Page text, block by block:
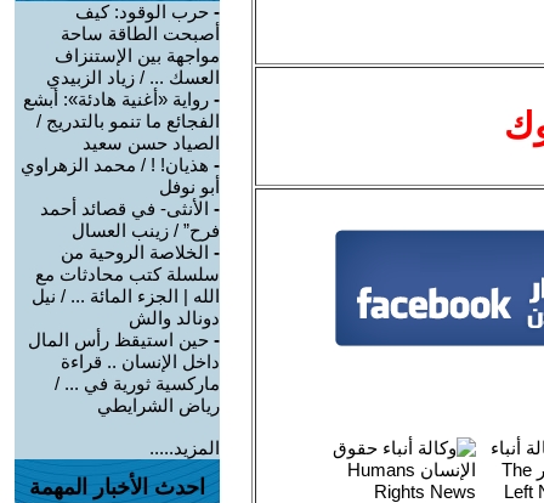
- حرب الوقود: كيف
أصبحت الطاقة ساحة
مواجهة بين الإستنزاف
العسك ... / زياد الزبيدي
- رواية «أغنية هادئة»: أبشع
الفجائع ما تنمو بالتدريج /
الصياد حسن سعيد
- هذيان! ! / محمد الزهراوي
أبو نوفل
- الأنثى- في قصائد أحمد
فرح” / زينب العسال
- الخلاصة الروحية من
سلسلة كتب محادثات مع
الله | الجزء المائة ... / نيل
دونالد والش
- حين استيقظ رأس المال
داخل الإنسان .. قراءة
ماركسية ثورية في ... /
رياض الشرايطي
المزيد.....
احدث الأخبار المهمة